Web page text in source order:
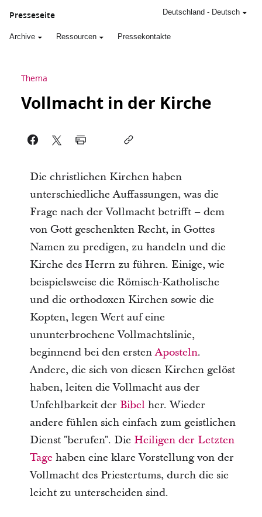
Presseseite
Archive Ressourcen Pressekontakte
Deutschland - Deutsch
Thema
Vollmacht in der Kirche
Die christlichen Kirchen haben
unterschiedliche Auffassungen, was die
Frage nach der Vollmacht betrifft – dem
von Gott geschenkten Recht, in Gottes
Namen zu predigen, zu handeln und die
Kirche des Herrn zu führen. Einige, wie
beispielsweise die Römisch-Katholische
und die orthodoxen Kirchen sowie die
Kopten, legen Wert auf eine
ununterbrochene Vollmachtslinie,
beginnend bei den erstenAposteln.
Andere, die sich von diesen Kirchen gelöst
haben, leiten die Vollmacht aus der
Unfehlbarkeit der Bibel her. Wieder
andere fühlen sich einfach zum geistlichen
Dienst "berufen". Die Heiligen der Letzten
Tage haben eine klare Vorstellung von der
Vollmacht des Priestertums, durch die sie
leicht zu unterscheiden sind.